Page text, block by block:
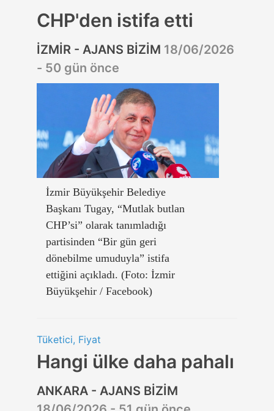
CHP'den istifa etti
İZMİR - AJANS BİZİM 18/06/2026
- 50 gün önce
İzmir Büyükşehir Belediye
Başkanı Tugay, “Mutlak butlan
CHP’si” olarak tanımladığı
partisinden “Bir gün geri
dönebilme umuduyla” istifa
ettiğini açıkladı. (Foto: İzmir
Büyükşehir / Facebook)
Tüketici, Fiyat
Hangi ülke daha pahalı
ANKARA - AJANS BİZİM